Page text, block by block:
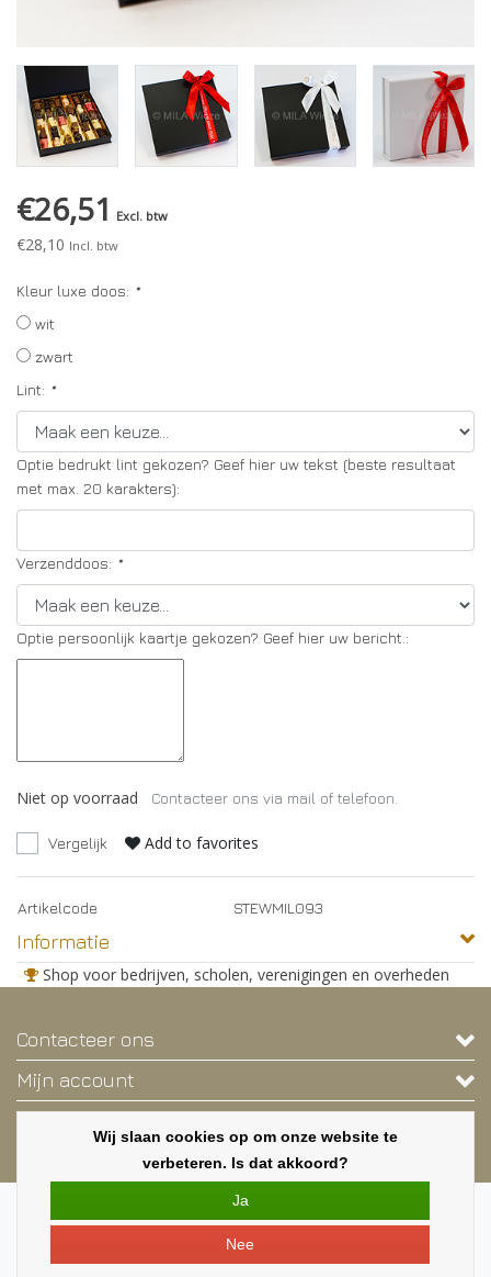
€26,51 Excl. btw
€28,10 Incl. btw
Kleur luxe doos: *
wit
zwart
Lint: *
Optie bedrukt lint gekozen? Geef hier uw tekst (beste resultaat
met max. 20 karakters):
Verzenddoos: *
Optie persoonlijk kaartje gekozen? Geef hier uw bericht.:
Niet op voorraad Contacteer ons via mail of telefoon.
Vergelijk Add to favorites
Artikelcode STEWMIL093
Informatie
Shop voor bedrijven, scholen, verenigingen en overheden
Contacteer ons
Mijn account
Copyright © 2026 - Deze webshop is exclusief voor bedrijven, scholen,
verenigingen en overheden. - Alle rechten voorbehouden - Een shop van
Alle bedragen zijn exclusief BTW
Wij slaan cookies op om onze website te
verbeteren. Is dat akkoord?
Ja
Nee